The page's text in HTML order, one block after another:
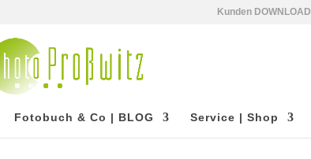
Kunden DOWNLOAD
Fotobuch & Co | BLOG Service | Shop